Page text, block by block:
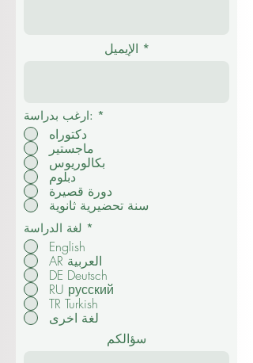
الإيميل
ارغب بدراسة: *
دكتوراه
ماجستير
بكالوريوس
دبلوم
دورة قصيرة
سنة تحضيرية ثانوية
لغة الدراسة *
English
AR العربية
DE Deutsch
RU русский
TR Turkish
لغة اخرى
سؤالكم